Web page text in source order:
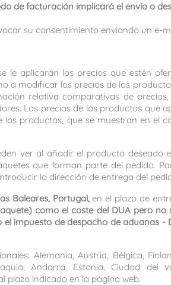
de facturación implicará el envío o
su consentimiento enviando un e-
le aplicarán los precios que estén
a modificar los precios de los
relativa comparativas de
Los precios de los productos que
productos, que se muestran en
ver al añadir el producto
que forman parte del
la dirección de entrega del
Baleares, Portugal,en el plazo de
como el coste del DUA pero
impuesto de despacho de aduanas -
Alemania, Austria, Bélgica,
Andorra, Estonia, Ciudad del
plazo indicado en la página web.